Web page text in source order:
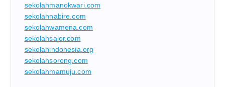
sekolahmanokwari.com
sekolahnabire.com
sekolahwamena.com
sekolahsalor.com
sekolahindonesia.org
sekolahsorong.com
sekolahmamuju.com